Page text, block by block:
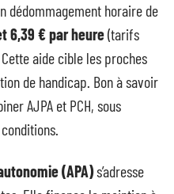
dédommagement horaire de
6,39 € par heure(tarifs
aide cible les proches
de handicap. Bon à savoir
AJPA et PCH, sous
(APA)s’adresse